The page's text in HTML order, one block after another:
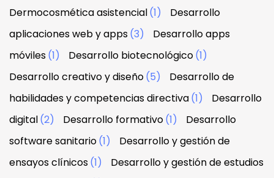
Dermocosmética asistencial(1)
Desarrollo
aplicaciones web y apps(3)
Desarrollo apps
móviles(1) Desarrollo biotecnológico(1)
Desarrollo creativo y diseño(5)
Desarrollo de
habilidades y competencias directiva(1)
Desarrollo
digital(2) Desarrollo formativo(1)
Desarrollo
software sanitario(1)
Desarrollo y gestión de
ensayos clínicos(1)
Desarrollo y gestión de estudios